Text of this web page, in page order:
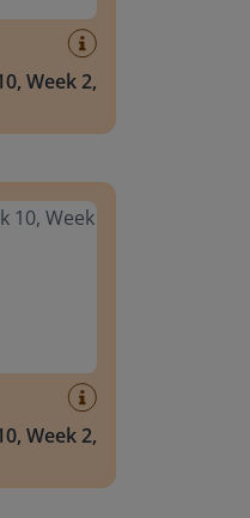
Week 2,
Week 2,